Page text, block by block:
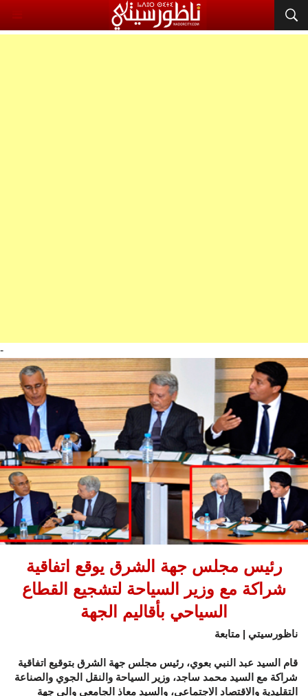
-
رئيس مجلس جهة الشرق يوقع اتفاقية
شراكة مع وزير السياحة لتشجيع القطاع
السياحي بأقاليم الجهة
ناظورسيتي | متابعة
قام السيد عبد النبي بعوي، رئيس مجلس جهة الشرق بتوقيع اتفاقية
شراكة مع السيد محمد ساجد، وزير السياحة والنقل الجوي والصناعة
التقليدية والاقتصاد الاجتماعي، والسيد معاذ الجامعي والي جهة